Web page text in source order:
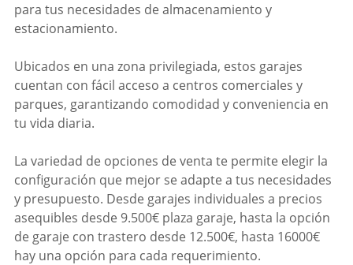
para tus necesidades de almacenamiento y
estacionamiento.
Ubicados en una zona privilegiada, estos garajes
cuentan con fácil acceso a centros comerciales y
parques, garantizando comodidad y conveniencia en
tu vida diaria.
La variedad de opciones de venta te permite elegir la
configuración que mejor se adapte a tus necesidades
y presupuesto. Desde garajes individuales a precios
asequibles desde 9.500€ plaza garaje, hasta la opción
de garaje con trastero desde 12.500€, hasta 16000€
hay una opción para cada requerimiento.